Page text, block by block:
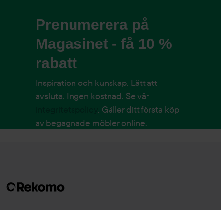
Prenumerera på
Magasinet - få 10 %
rabatt
Inspiration och kunskap. Lätt att
avsluta. Ingen kostnad. Se vår
. Gäller ditt första köp
av begagnade möbler online.